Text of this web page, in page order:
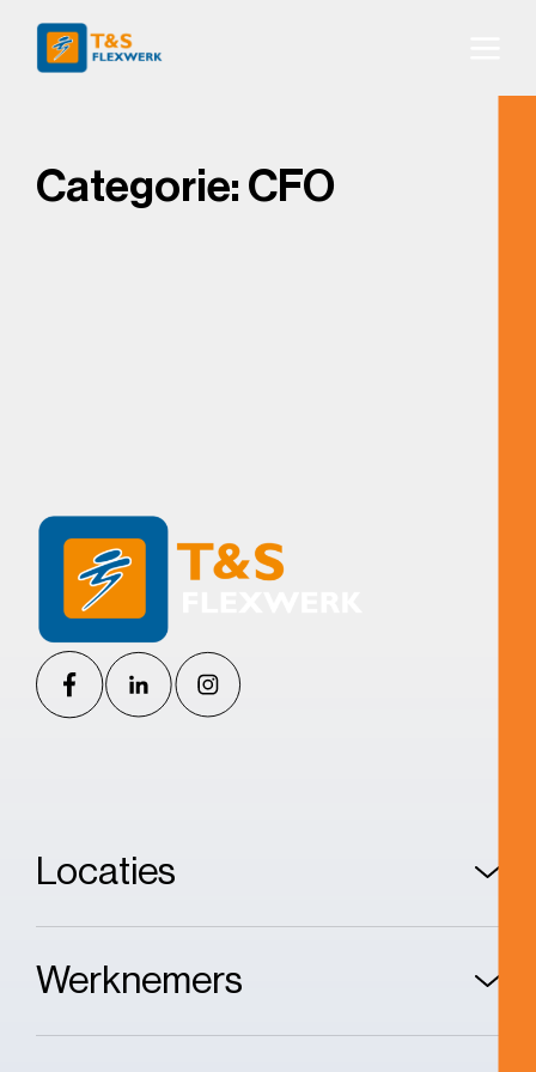
Categorie: CFO
Locaties
Werknemers